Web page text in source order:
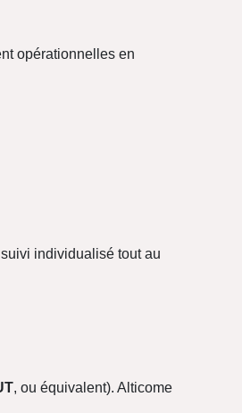
opérationnelles en
individualisé tout au
, ou équivalent). Alticome